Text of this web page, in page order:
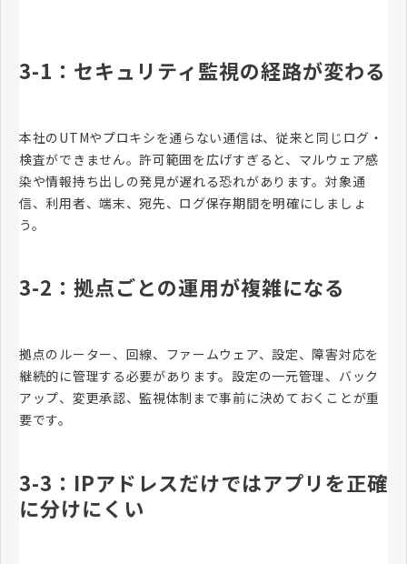
3-1：セキュリティ監視の経路が変わる
本社のUTMやプロキシを通らない通信は、従来と同じログ・
検査ができません。許可範囲を広げすぎると、マルウェア感
染や情報持ち出しの発見が遅れる恐れがあります。対象通
信、利用者、端末、宛先、ログ保存期間を明確にしましょ
う。
3-2：拠点ごとの運用が複雑になる
拠点のルーター、回線、ファームウェア、設定、障害対応を
継続的に管理する必要があります。設定の一元管理、バック
アップ、変更承認、監視体制まで事前に決めておくことが重
要です。
3-3：IPアドレスだけではアプリを正確
に分けにくい